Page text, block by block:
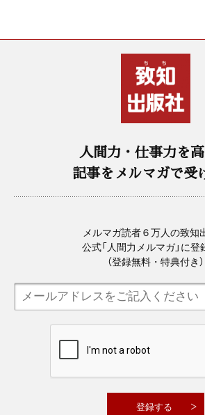
人間力・仕事力を
記事をメルマガで受
メルマガ読者６万人の致知
公式「人間力メルマガ」に登
（登録無料・特典付き）